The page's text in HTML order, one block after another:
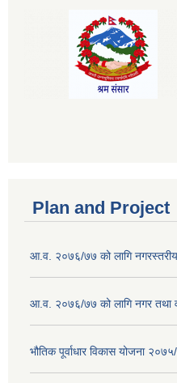
Plan and Project
आ.व. २०७६/७७ को लागि
आ.व. २०७६/७७ को लागि नगर तथा
भौतिक पूर्वाधार विकास योजना